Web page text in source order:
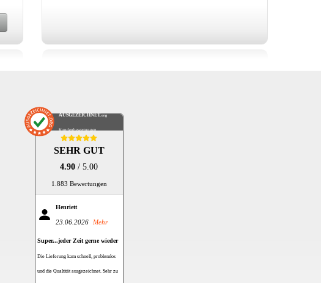
AUSGEZEICHNET .org
Kundenbewertungen
SEHR GUT
4.90/ 5.00
1.883 Bewertungen
Henriett
23.06.2026 Mehr
Super...jeder Zeit gerne wieder
Die Lieferung kam schnell, problemlos
und die Qualtität ausgezeichnet. Sehr zu